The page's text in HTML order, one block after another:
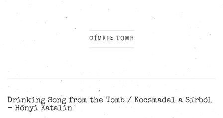
CÍMKE: TOMB
Drinking Song from the Tomb / Kocsmadal a Sírból
- Hőnyi Katalin